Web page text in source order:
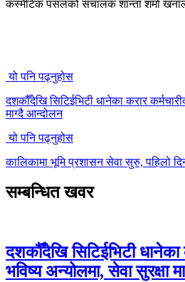
कस्मेटिक पसलको संचालक शान्ता शर्मा
यो पनि पढ्नुहोस
दशकौँदेखि सिटिईभिटी धानेका करार
माग्दै आन्दोलन
यो पनि पढ्नुहोस
कालिकामा भूमि प्रशासन सेवा सुरु, पहिलो
सम्बन्धित खवर
दशकौँदेखि सिटिईभिटी धानेका
भविष्य अन्योलमा, सेवा सुरक्षा